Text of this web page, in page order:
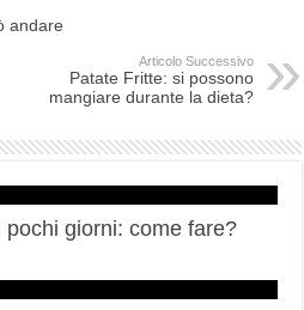
andare
Articolo Successivo
Patate Fritte: si possono
mangiare durante la dieta?
giorni: come fare?